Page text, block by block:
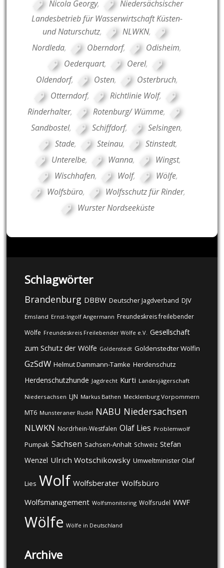
Nicola Georgy,
Niedersächsischer
Landesbetrieb für Wasserwirtschaft Küsten-
und Naturschutz, NLWKN,
Nordleda, Oberndorf, Odisheim,
Oederquart, Oerel,
Oldendorf, Osten, Osterbruch,
Otterndorf, Richtlinie Wolf,
Rinderhalter, Rotenburg/ Wümme,
Sandbostel, Schiffdorf, Selsingen,
Stade, Steinau, Stinstedt,
Unterelbe, Wanna, Wingst,
Wischhafen, Wolf, Wölfe,
Wolfsbüro, Wolfsschutz für Rinder,
Wurster Nordseeküste
Schlagwörter
Brandenburg DBBW Deutscher Jagdverband DJV
Emsland Ernst-Ingolf Angermann Freundeskreis freilebender
Wölfe Freundeskreis Freilebender Wölfe e.V. Gesellschaft
zum Schutz der Wölfe Goldenstedt Goldenstedter Wölfin
GzSdW Helmut Dammann-Tamke Herdenschutz
Herdenschutzhunde Jagdrecht Kurti Landesjägerschaft
Niedersachsen LJN Markus Bathen Mecklenburg Vorpommern
MT6 Munsteraner Rudel NABU Niedersachsen
NLWKN Nordrhein-Westfalen Olaf Lies Problemwolf
Pumpak Sachsen Sachsen-Anhalt Schweiz Stefan
Wenzel Ulrich Wotschikowsky Umweltminister Olaf
Lies Wolf Wolfsberater Wolfsbüro
Wolfsmanagement Wolfsmonitoring Wolfsrudel WWF
Wölfe Wölfe in Deutschland
Archive